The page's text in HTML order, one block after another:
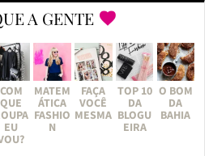
A GENTE
COM
QUE
EU
MATEM
ÁTICA
FASHIO
N
FAÇA
VOCÊ
MESMA
TOP 10
DA
BLOGU
EIRA
O BOM
DA
BAHIA